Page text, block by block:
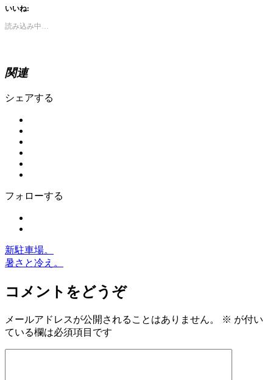
いいね:
読み込み中…
関連
シェアする
フォローする
新駐車場。
暑さと冷え。
コメントをどうぞ
メールアドレスが公開されることはありません。 ※ が付い
ている欄は必須項目です